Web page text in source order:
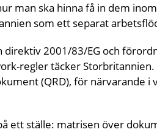
man ska hinna få in dem
som ett separat
2001/83/EG och
regler täcker
(QRD), för närvarande i
ett ställe: matrisen över